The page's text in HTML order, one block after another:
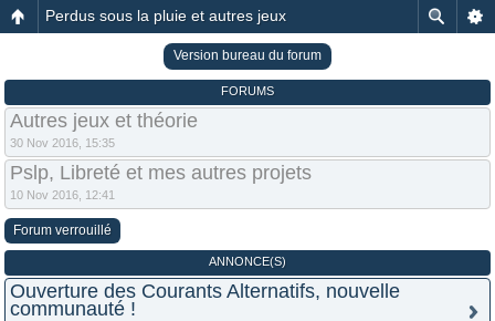
Perdus sous la pluie et autres jeux
Version bureau du forum
FORUMS
Autres jeux et théorie
30 Nov 2016, 15:35
Pslp, Libreté et mes autres projets
10 Nov 2016, 12:41
Forum verrouillé
ANNONCE(S)
Ouverture des Courants Alternatifs, nouvelle
communauté !